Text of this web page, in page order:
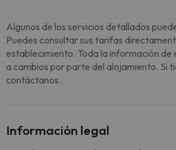
Algunos de los servicios detallados
Puedes consultar sus tarifas
establecimiento. Toda la información
a cambios por parte del alojamiento. Si
contáctanos.
Información legal